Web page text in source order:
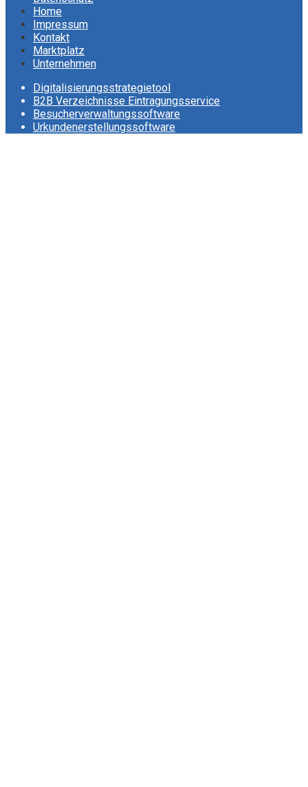
Home
Impressum
Kontakt
Marktplatz
Unternehmen
Digitalisierungsstrategietool
B2B Verzeichnisse Eintragungsservice
Besucherverwaltungssoftware
Urkundenerstellungssoftware